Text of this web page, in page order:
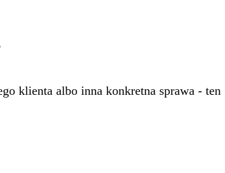
klienta albo inna konkretna sprawa - ten